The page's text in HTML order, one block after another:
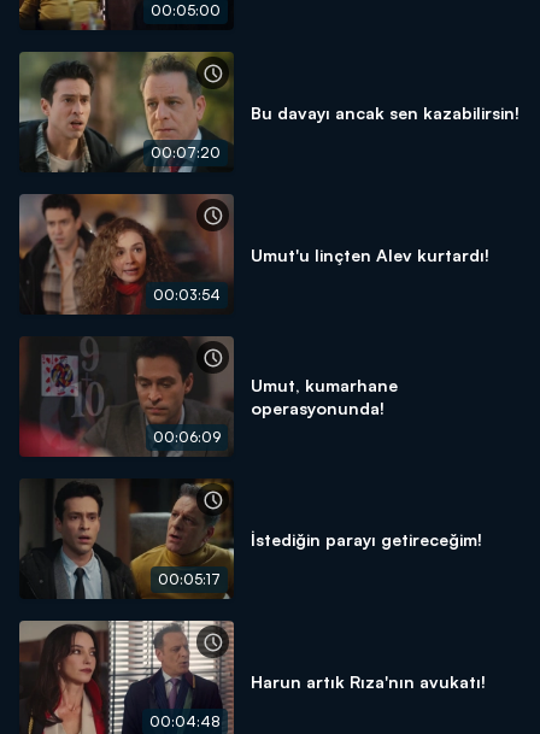
00:05:00
00:07:20
Bu davayı ancak sen kazabilirsin!
00:03:54
Umut'u linçten Alev kurtardı!
00:06:09
Umut, kumarhane
operasyonunda!
00:05:17
İstediğin parayı getireceğim!
00:04:48
Harun artık Rıza'nın avukatı!